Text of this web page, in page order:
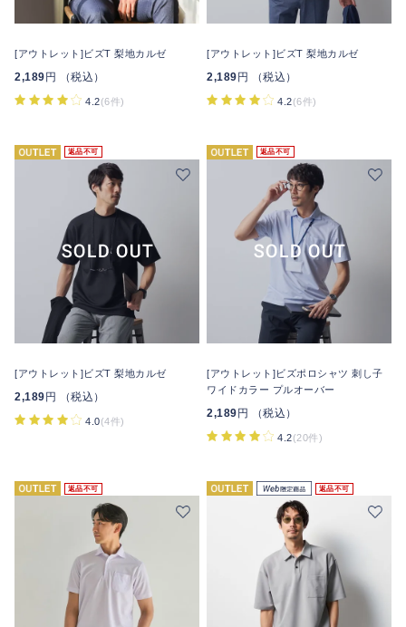
[アウトレット]ビズT 梨地カルゼ
2,189円 （税込）
4.2(6件)
[アウトレット]ビズT 梨地カルゼ
2,189円 （税込）
4.2(6件)
返品不可
[アウトレット]ビズT 梨地カルゼ
2,189 円 （税込）
4.0(4件)
返品不可
[アウトレット]ビズポロシャツ 刺し子
ワイドカラー プルオーバー
2,189 円 （税込）
4.2(20件)
返品不可 返品不可